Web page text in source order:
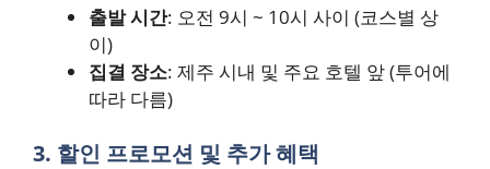
출발 시간: 오전 9시 ~ 10시 사이 (코스별 상
이)
집결 장소: 제주 시내 및 주요 호텔 앞 (투어에
따라 다름)
3. 할인 프로모션 및 추가 혜택